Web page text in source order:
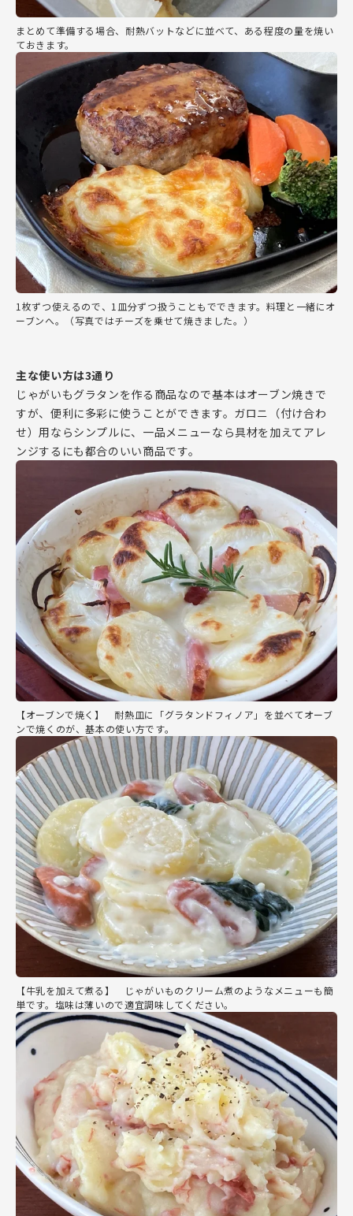
まとめて準備する場合、耐熱バットなどに並べて、ある程度の量を焼い
ておきます。
1枚ずつ使えるので、1皿分ずつ扱うこともでできます。料理と一緒にオ
ーブンへ。（写真ではチーズを乗せて焼きました。）
主な使い方は3通り
じゃがいもグラタンを作る商品なので基本はオーブン焼きで
すが、便利に多彩に使うことができます。ガロニ（付け合わ
せ）用ならシンプルに、一品メニューなら具材を加えてアレ
ンジするにも都合のいい商品です。
【オーブンで焼く】 耐熱皿に「グラタンドフィノア」を並べてオーブ
ンで焼くのが、基本の使い方です。
【牛乳を加えて煮る】 じゃがいものクリーム煮のようなメニューも簡
単です。塩味は薄いので適宜調味してください。